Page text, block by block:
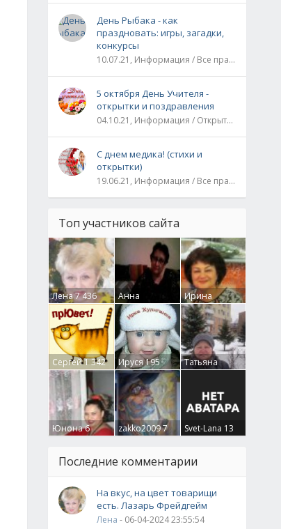
День Рыбака - как
праздновать: игры, загадки,
конкурсы
10.07.21, Информация / Все праздники
5 октября День Учителя -
открытки и поздравления
04.10.21, Информация / Открытки / Все праздники
С днем медика! (стихи и
открытки)
19.06.21, Информация / Все праздники
Топ участников сайта
Лена7 436
Анна
Гумлевая0
Ирина
Бруцкая41
Сергей1 342 Ируся195
Татьяна
Крючкова0
Юнона6 zakko20097 Svet-Lana 13
Последние комментарии
На вкус, на цвет товарищи
есть. Лазарь Фрейдгейм
Лена - 06-04-2024 23:55:54